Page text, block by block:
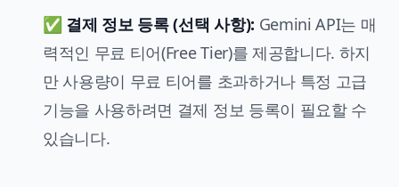
✅ 결제 정보 등록 (선택 사항): Gemini API는 매
력적인 무료 티어(Free Tier)를 제공합니다. 하지
만 사용량이 무료 티어를 초과하거나 특정 고급
기능을 사용하려면 결제 정보 등록이 필요할 수
있습니다.